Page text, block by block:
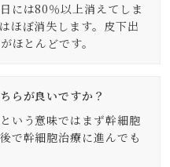
には80％以上消えてしま
ほぼ消失します。皮下出
ほとんどです。
らが良いですか？
いう意味ではまず幹細胞
で幹細胞治療に進んでも